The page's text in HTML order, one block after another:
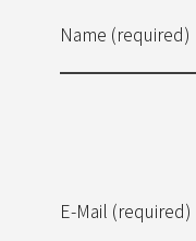
Name (required)
E-Mail (required)